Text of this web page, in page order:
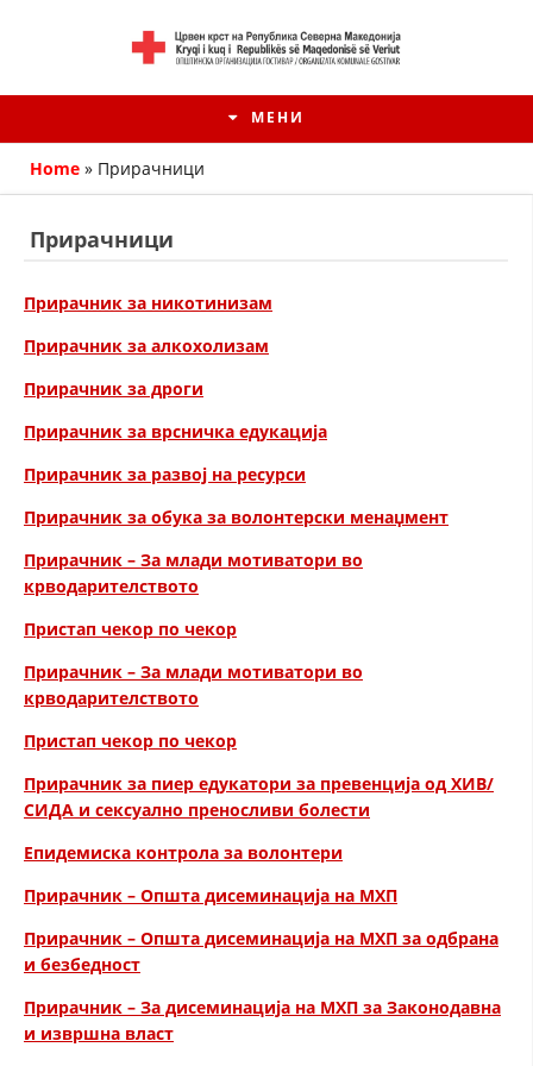
МЕНИ
HISTORIA E KRYQIT TË KUQ
КОНТАКТ ИНФОРМАЦИИ
ЧЛЕНСТВО ВО ПРОФЕСИОНАЛНИ ТЕЛА
СОБРАНИЕ
Home » Прирачници
Прирачници
Прирачник за никотинизам
Прирачник за алкохолизам
Прирачник за дроги
Прирачник за врсничка едукација
Прирачник за развој на ресурси
Прирачник за обука за волонтерски менаџмент
Прирачник – За млади мотиватори во
крводарителството
Пристап чекор по чекор
Прирачник – За млади мотиватори во
крводарителството
Пристап чекор по чекор
Прирачник за пиер едукатори за превенција од ХИВ/
СИДА и сексуално преносливи болести
Епидемиска контрола за волонтери
Прирачник – Општа дисеминација на МХП
Прирачник – Општа дисеминација на МХП за одбрана
и безбедност
Прирачник – За дисеминација на МХП за Законодавна
и извршна власт